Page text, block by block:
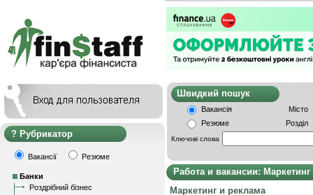
Рубрикатор
Вакансії Резюме
Банки
Роздрібний бізнес
Швидкий
Вакансія
Місто
Резюме
Розділ
Ключові слова
Работа и вакансии:
Маркетинг и реклама